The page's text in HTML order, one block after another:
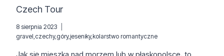
Czech Tour
8 sierpnia 2023
gravel,czechy,góry,jeseniky,kolarstwo romantyczne